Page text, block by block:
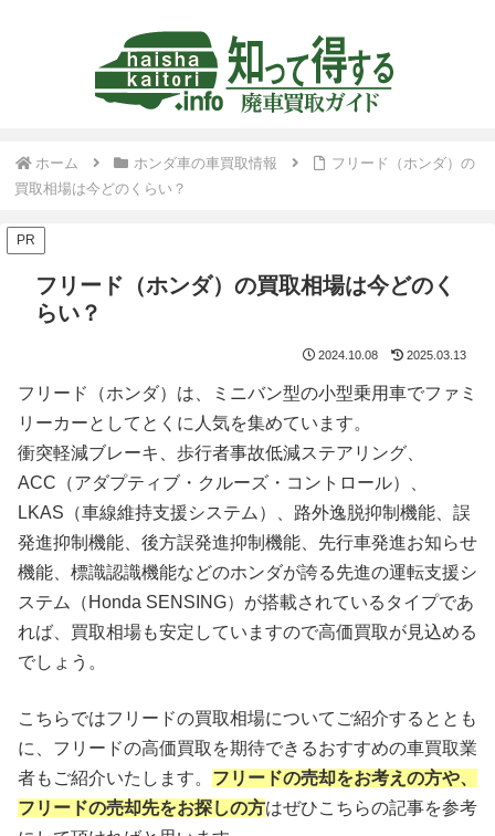
ホーム ホンダ車の車買取情報
フリード（ホンダ）の
買取相場は今どのくらい？
PR
フリード（ホンダ）の買取相場は今どのく
らい？
2024.10.08 2025.03.13
フリード（ホンダ）は、ミニバン型の小型乗用車でファミ
リーカーとしてとくに人気を集めています。
衝突軽減ブレーキ、歩行者事故低減ステアリング、
ACC（アダプティブ・クルーズ・コントロール）、
LKAS（車線維持支援システム）、路外逸脱抑制機能、誤
発進抑制機能、後方誤発進抑制機能、先行車発進お知らせ
機能、標識認識機能などのホンダが誇る先進の運転支援シ
ステム（Honda SENSING）が搭載されているタイプであ
れば、買取相場も安定していますので高価買取が見込める
でしょう。
こちらではフリードの買取相場についてご紹介するととも
に、フリードの高価買取を期待できるおすすめの車買取業
者もご紹介いたします。 フリードの売却をお考えの方や、
フリードの売却先をお探しの方はぜひこちらの記事を参考